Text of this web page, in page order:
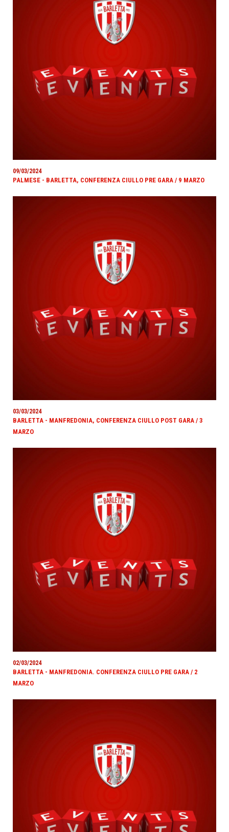
09/03/2024
PALMESE - BARLETTA, CONFERENZA CIULLO PRE GARA / 9 MARZO
03/03/2024
BARLETTA - MANFREDONIA, CONFERENZA CIULLO POST GARA / 3
MARZO
02/03/2024
BARLETTA - MANFREDONIA. CONFERENZA CIULLO PRE GARA / 2
MARZO